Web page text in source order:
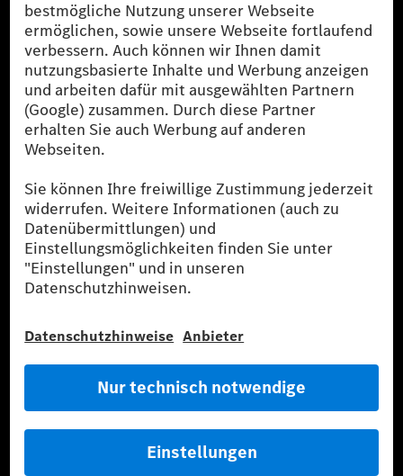
[1]
Die angegebenen Werte wurden nach dem vorgeschriebenen
Messverfahren WLTP (Worldwide harmonised Light-duty
vehicles Test Procedures) ermittelt. Der Kraftstoffverbrauch und
der CO₂-Ausstoß eines Pkw sind nicht nur von der effizienten
Ausnutzung des Kraftstoffs durch den Pkw, sondern auch vom
Fahrstil und anderen nichttechnischen Faktoren abhängig.